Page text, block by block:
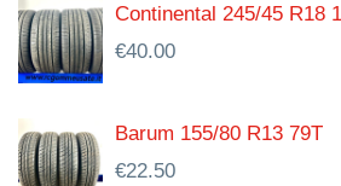
Continental 245/45 R18
€40.00
Barum 155/80 R13 79T
€22.50